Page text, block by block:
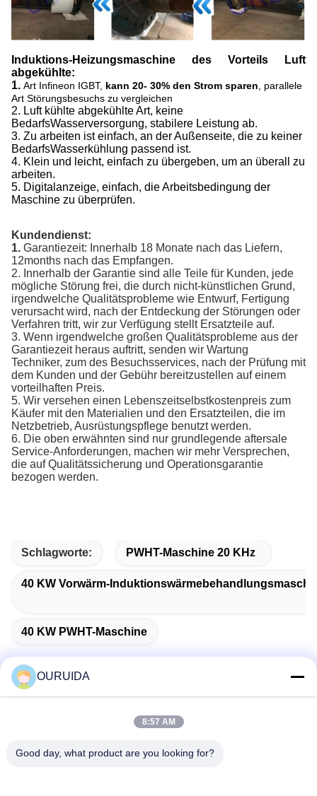
Induktions-Heizungsmaschine des Vorteils Luft
abgekühlte:
1. Art Infineon IGBT, kann 20- 30% den Strom sparen, parallele
Art Störungsbesuchs zu vergleichen
2. Luft kühlte abgekühlte Art, keine
BedarfsWasserversorgung, stabilere Leistung ab.
3. Zu arbeiten ist einfach, an der Außenseite, die zu keiner
BedarfsWasserkühlung passend ist.
4. Klein und leicht, einfach zu übergeben, um an überall zu
arbeiten.
5. Digitalanzeige, einfach, die Arbeitsbedingung der
Maschine zu überprüfen.
Kundendienst:
1. Garantiezeit: Innerhalb 18 Monate nach das Liefern,
12months nach das Empfangen.
2. Innerhalb der Garantie sind alle Teile für Kunden, jede
mögliche Störung frei, die durch nicht-künstlichen Grund,
irgendwelche Qualitätsprobleme wie Entwurf, Fertigung
verursacht wird, nach der Entdeckung der Störungen oder
Verfahren tritt, wir zur Verfügung stellt Ersatzteile auf.
3. Wenn irgendwelche großen Qualitätsprobleme aus der
Garantiezeit heraus auftritt, senden wir Wartung
Techniker, zum des Besuchsservices, nach der Prüfung mit
dem Kunden und der Gebühr bereitzustellen auf einem
vorteilhaften Preis.
5. Wir versehen einen Lebenszeitselbstkostenpreis zum
Käufer mit den Materialien und den Ersatzteilen, die im
Netzbetrieb, Ausrüstungspflege benutzt werden.
6. Die oben erwähnten sind nur grundlegende aftersale
Service-Anforderungen, machen wir mehr Versprechen,
die auf Qualitätssicherung und Operationsgarantie
bezogen werden.
Schlagworte: PWHT-Maschine 20 KHz
40 KW Vorwärm-
40 KW PWHT-Maschine
Anschrift
OURUIDA
8:57 AM
Good day, what product are you looking for?